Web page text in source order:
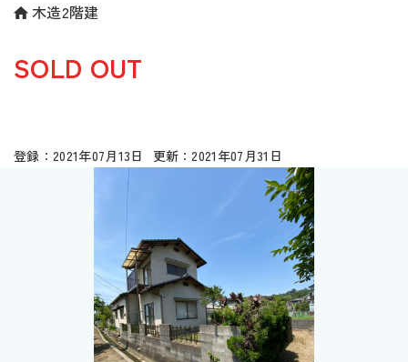
木造2階建
SOLD OUT
2021年07月13日 2021年07月31日